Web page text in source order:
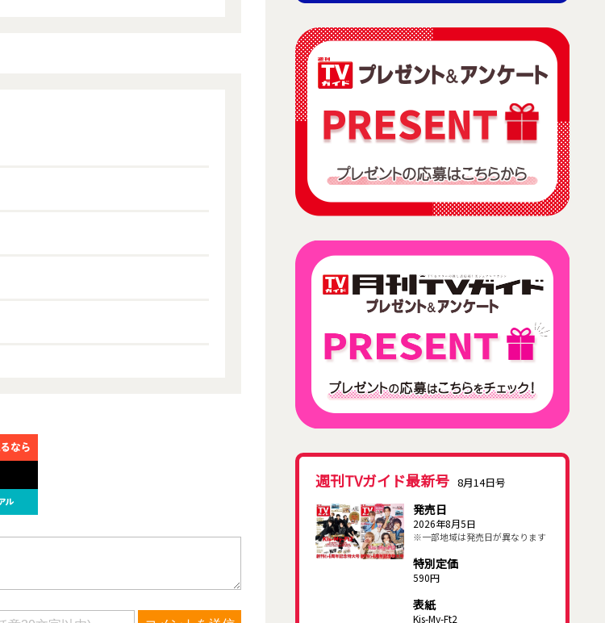
週刊TVガイド最新号 8月14日号
発売日
2026年8月5日
※一部地域は発売日が異なります
特別定価
590円
表紙
Kis-My-Ft2